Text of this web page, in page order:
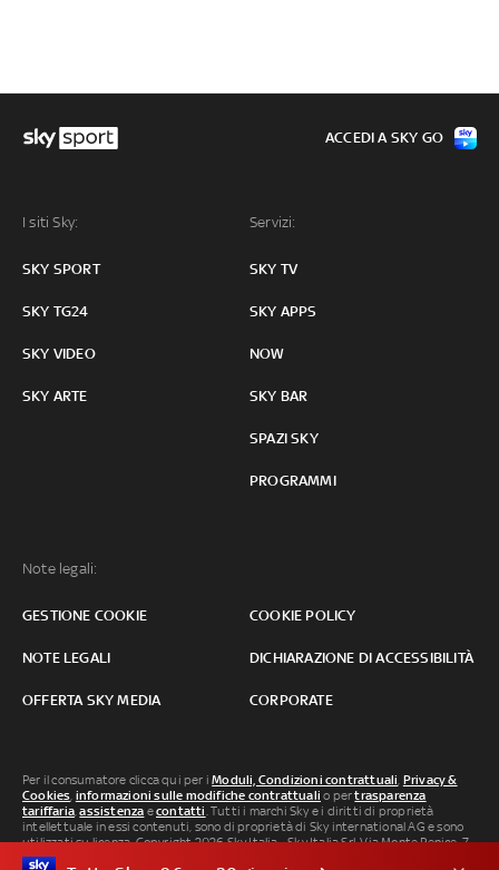
I siti Sky:
SKY SPORT
SKY TG24
SKY VIDEO
SKY ARTE
Servizi:
SKY TV
SKY APPS
NOW
SKY BAR
SPAZI SKY
PROGRAMMI
Note legali:
GESTIONE COOKIE COOKIE POLICY
NOTE LEGALI DICHIARAZIONE DI ACCESSIBILITÀ
OFFERTA SKY MEDIA CORPORATE
ACCEDI A SKY GO
Per il consumatore clicca qui per iModuli, Condizioni contrattuali, Privacy &
Cookies, informazioni sulle modifiche contrattuali o pertrasparenza
tariffaria,assistenza econtatti. Tutti i marchi Sky e i diritti di proprietà
intellettuale in essi contenuti, sono di proprietà di Sky international AG e sono
utilizzati su licenza. Copyright 2026 Sky Italia - Sky Italia Srl Via Monte Penice, 7 -
20138 Milano P.IVA 04619241005. SkyTG24: ISSN 3035-1537 e SkySport: ISSN